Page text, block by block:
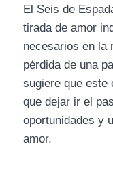
El Seis de
tirada de amor
necesarios en la
pérdida de una
sugiere que este
que dejar ir el
oportunidades y
amor.